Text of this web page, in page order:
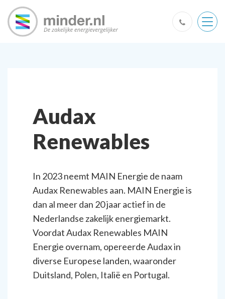
Audax
Renewables
In 2023 neemt MAIN Energie de naam
Audax Renewables aan. MAIN Energie is
dan al meer dan 20 jaar actief in de
Nederlandse zakelijk energiemarkt.
Voordat Audax Renewables MAIN
Energie overnam, opereerde Audax in
diverse Europese landen, waaronder
Duitsland, Polen, Italië en Portugal.